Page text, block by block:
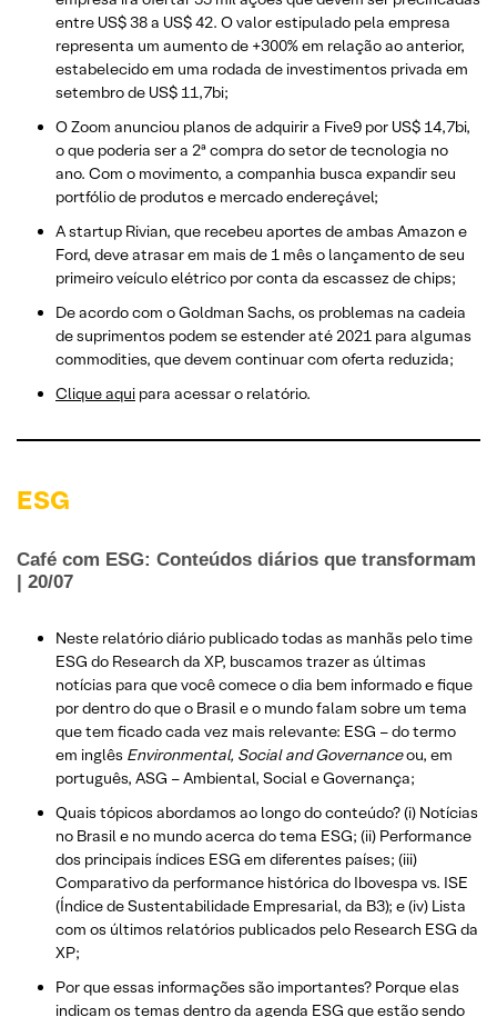
entre US$ 38 a US$ 42. O valor estipulado pela empresa
representa um aumento de +300% em relação ao anterior,
estabelecido em uma rodada de investimentos privada em
setembro de US$ 11,7bi;
O Zoom anunciou planos de adquirir a Five9 por US$ 14,7bi,
o que poderia ser a 2ª compra do setor de tecnologia no
ano. Com o movimento, a companhia busca expandir seu
portfólio de produtos e mercado endereçável;
A startup Rivian, que recebeu aportes de ambas Amazon e
Ford, deve atrasar em mais de 1 mês o lançamento de seu
primeiro veículo elétrico por conta da escassez de chips;
De acordo com o Goldman Sachs, os problemas na cadeia
de suprimentos podem se estender até 2021 para algumas
commodities, que devem continuar com oferta reduzida;
Clique aqui para acessar o relatório.
ESG
Café com ESG: Conteúdos diários que transformam
| 20/07
Neste relatório diário publicado todas as manhãs pelo time
ESG do Research da XP, buscamos trazer as últimas
notícias para que você comece o dia bem informado e fique
por dentro do que o Brasil e o mundo falam sobre um tema
que tem ficado cada vez mais relevante: ESG – do termo
em inglês Environmental, Social and Governanceou, em
português, ASG – Ambiental, Social e Governança;
Quais tópicos abordamos ao longo do conteúdo? (i) Notícias
no Brasil e no mundo acerca do tema ESG; (ii) Performance
dos principais índices ESG em diferentes países; (iii)
Comparativo da performance histórica do Ibovespa vs. ISE
(Índice de Sustentabilidade Empresarial, da B3); e (iv) Lista
com os últimos relatórios publicados pelo Research ESG da
XP;
Por que essas informações são importantes? Porque elas
indicam os temas dentro da agenda ESG que estão sendo